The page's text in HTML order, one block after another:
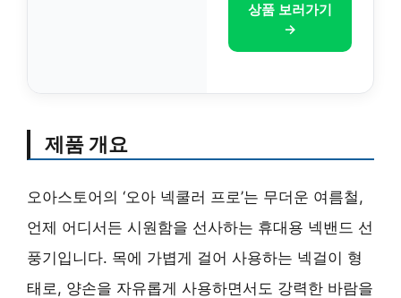
상품 보러가기
→
제품 개요
오아스토어의 ‘오아 넥쿨러 프로’는 무더운 여름철,
언제 어디서든 시원함을 선사하는 휴대용 넥밴드 선
풍기입니다. 목에 가볍게 걸어 사용하는 넥걸이 형
태로, 양손을 자유롭게 사용하면서도 강력한 바람을